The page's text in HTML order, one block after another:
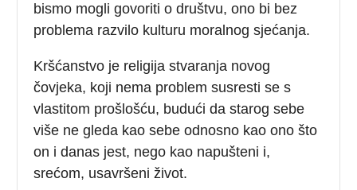
bismo mogli govoriti o društvu, ono bi bez
problema razvilo kulturu moralnog sjećanja.
Kršćanstvo je religija stvaranja novog
čovjeka, koji nema problem susresti se s
vlastitom prošlošću, budući da starog sebe
više ne gleda kao sebe odnosno kao ono što
on i danas jest, nego kao napušteni i,
srećom, usavršeni život.